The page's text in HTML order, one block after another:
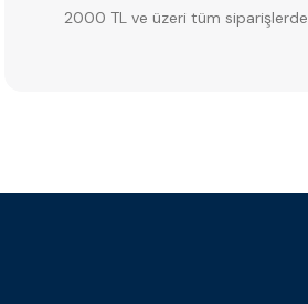
2000 TL ve üzeri tüm siparişlerde